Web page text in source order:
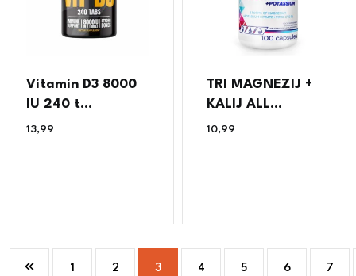
Vitamin D3 8000
IU 240 t...
13,99
TRI MAGNEZIJ +
KALIJ ALL...
10,99
1 2 3 4 5 6 7